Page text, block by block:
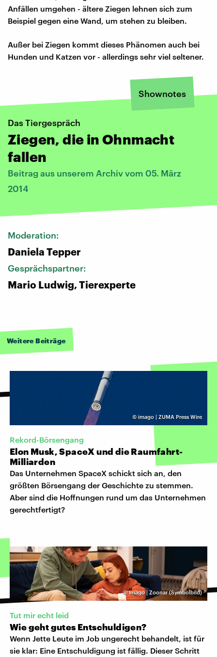
Anfällen umgehen - ältere Ziegen lehnen sich zum
Beispiel gegen eine Wand, um stehen zu bleiben.
Außer bei Ziegen kommt dieses Phänomen auch bei
Hunden und Katzen vor - allerdings sehr viel seltener.
Shownotes
Das Tiergespräch
Ziegen, die in Ohnmacht
fallen
Beitrag aus unserem Archiv vom 05. März
2014
Moderation:
Daniela Tepper
Gesprächspartner:
Mario Ludwig, Tierexperte
Weitere Beiträge
© imago | ZUMA Press Wire
Rekord-Börsengang
Elon Musk, SpaceX und die Raumfahrt-
Milliarden
Das Unternehmen SpaceX schickt sich an, den
größten Börsengang der Geschichte zu stemmen.
Aber sind die Hoffnungen rund um das Unternehmen
gerechtfertigt?
©Imago | Zoonar (Symbolbild)
Tut mir echt leid
Wie geht gutes Entschuldigen?
Wenn Jette Leute im Job ungerecht behandelt, ist für
sie klar: Eine Entschuldigung ist fällig. Dieser Schritt